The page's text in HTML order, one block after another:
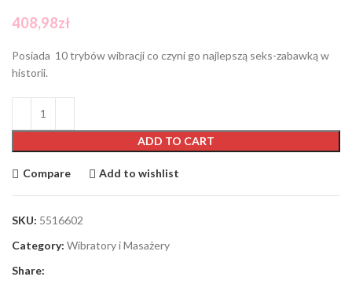
408,98zł
Posiada 10 trybów wibracji co czyni go najlepszą seks-zabawką w
historii.
ADD TO CART
Compare Add to wishlist
SKU: 5516602
Category: Wibratory i Masażery
Share: